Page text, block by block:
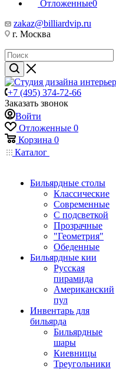
Отложенные0
zakaz@billiardvip.ru
г. Москва
+7 (495) 374-72-66
Заказать звонок
Войти
Отложенные 0
Корзина 0
Каталог
Бильярдные столы
Классические
Современные
С подсветкой
Прозрачные
"Геометрия"
Обеденные
Бильярдные кии
Русская
пирамида
Американский
пул
Инвентарь для
бильярда
Бильярдные
шары
Киевницы
Треугольники